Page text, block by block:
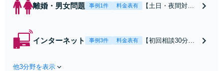
離婚・男女問題 事例1件 料金表有
【土日・夜間対応
れたら、サインす
インターネット 事例3件 料金表有
【初回相談30分無
他3分野を表示